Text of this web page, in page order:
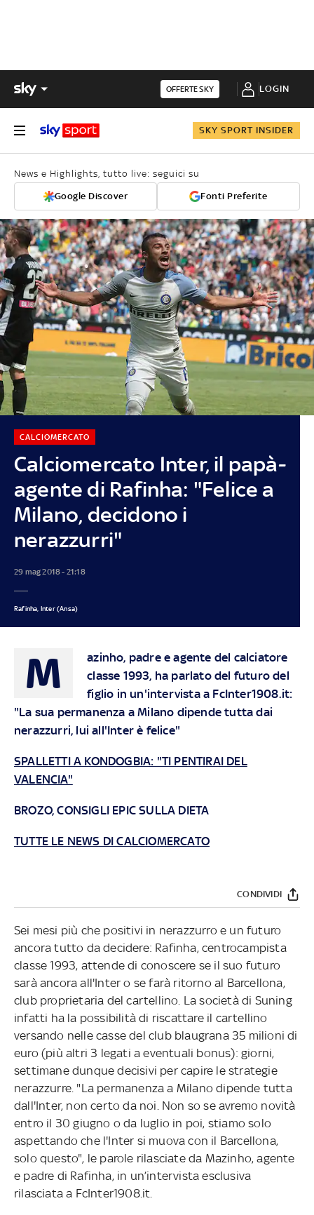
OFFERTE SKY LOGIN
SKY SPORT INSIDER
News e Highlights, tutto live: seguici su
Google Discover Fonti Preferite
Calciomercato Inter, il papà-
agente di Rafinha: "Felice a
Milano, decidono i
nerazzurri"
CALCIOMERCATO
29 mag 2018 - 21:18
Rafinha, Inter (Ansa)
M
azinho, padre e agente del calciatore
classe 1993, ha parlato del futuro del
figlio in un'intervista a FcInter1908.it:
"La sua permanenza a Milano dipende tutta dai
nerazzurri, lui all'Inter è felice"
SPALLETTI A KONDOGBIA: "TI PENTIRAI DEL
VALENCIA"
BROZO, CONSIGLI EPIC SULLA DIETA
TUTTE LE NEWS DI CALCIOMERCATO
CONDIVIDI
Sei mesi più che positivi in nerazzurro e un futuro
ancora tutto da decidere: Rafinha, centrocampista
classe 1993, attende di conoscere se il suo futuro
sarà ancora all'Inter o se farà ritorno al Barcellona,
club proprietaria del cartellino. La società di Suning
infatti ha la possibilità di riscattare il cartellino
versando nelle casse del club blaugrana 35 milioni di
euro (più altri 3 legati a eventuali bonus): giorni,
settimane dunque decisivi per capire le strategie
nerazzurre. "La permanenza a Milano dipende tutta
dall'Inter, non certo da noi. Non so se avremo novità
entro il 30 giugno o da luglio in poi, stiamo solo
aspettando che l'Inter si muova con il Barcellona,
solo questo", le parole rilasciate da Mazinho, agente
e padre di Rafinha, in un’intervista esclusiva
rilasciata a FcInter1908.it.